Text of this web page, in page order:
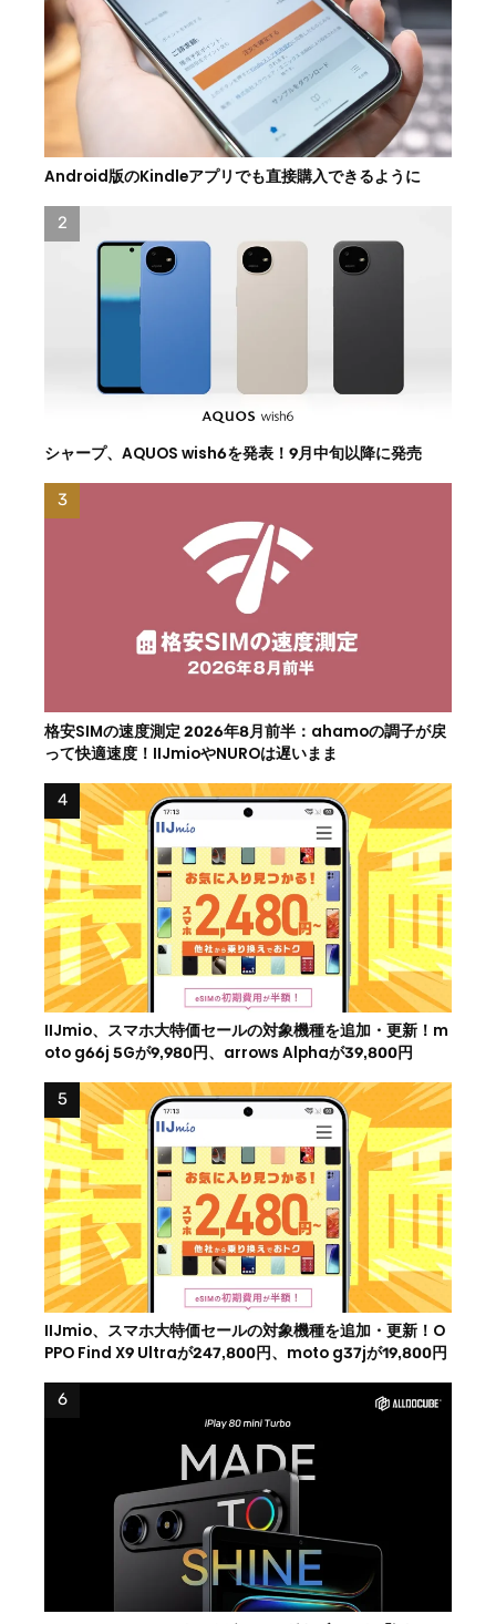
Android版のKindleアプリでも直接購入できるように
シャープ、AQUOS wish6を発表！9月中旬以降に発売
格安SIMの速度測定 2026年8月前半：ahamoの調子が戻
って快適速度！IIJmioやNUROは遅いまま
IIJmio、スマホ大特価セールの対象機種を追加・更新！m
oto g66j 5Gが9,980円、arrows Alphaが39,800円
IIJmio、スマホ大特価セールの対象機種を追加・更新！O
PPO Find X9 Ultraが247,800円、moto g37jが19,800円